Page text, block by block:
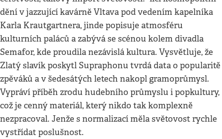
dění v jazzující kavárně Vltava pod vedením kapelníka
Karla Krautgartnera, jinde popisuje atmosféru
kulturních paláců a zabývá se scénou kolem divadla
Semafor, kde proudila nezávislá kultura. Vysvětluje, že
Zlatý slavík poskytl Supraphonu tvrdá data o popularitě
zpěváků a v šedesátých letech nakopl gramoprůmysl.
Vypráví příběh zrodu hudebního průmyslu i popkultury,
což je cenný materiál, který nikdo tak komplexně
nezpracoval. Jenže s normalizací měla světovost rychle
vystřídat poslušnost.